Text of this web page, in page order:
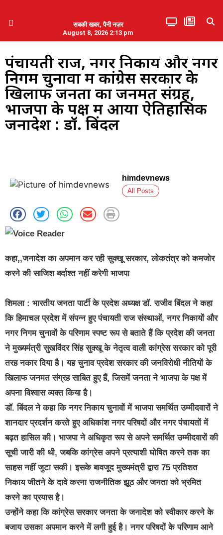
सबकी खबर, पैनी नज़र
August 8, 2026 2:13 pm
पंचायती राज, नगर निकाय और नगर
निगम चुनावों में कांग्रेस सरकार के
खिलाफ जनता का जनमत संग्रह,
भाजपा के पक्ष में आया ऐतिहासिक
जनादेश : डॉ. बिंदल
himdevnews
All Posts
कहा,,जनादेश का अपमान कर रही सुक्खू सरकार, लोकतंत्र को कमजोर
करने की साजिश बर्दाश्त नहीं करेगी भाजपा
शिमला : भारतीय जनता पार्टी के प्रदेश अध्यक्ष डॉ. राजीव बिंदल ने कहा
कि हिमाचल प्रदेश में संपन्न हुए पंचायती राज संस्थाओं, नगर निकायों और
नगर निगम चुनावों के परिणाम स्पष्ट रूप से बताते हैं कि प्रदेश की जनता
ने मुख्यमंत्री सुखविंदर सिंह सुक्खू के नेतृत्व वाली कांग्रेस सरकार को पूरी
तरह नकार दिया है। यह चुनाव प्रदेश सरकार की जनविरोधी नीतियों के
खिलाफ जनमत संग्रह साबित हुए हैं, जिसमें जनता ने भाजपा के पक्ष में
अपना विश्वास व्यक्त किया है।
डॉ. बिंदल ने कहा कि नगर निकाय चुनावों में भाजपा समर्थित उम्मीदवारों ने
शानदार प्रदर्शन करते हुए अधिकांश नगर परिषदों और नगर पंचायतों में
बढ़त हासिल की। भाजपा ने अधिकृत रूप से अपने समर्थित उम्मीदवारों की
सूची जारी की थी, जबकि कांग्रेस अपने प्रत्याशी घोषित करने तक का
साहस नहीं जुटा सकी। इसके बावजूद मुख्यमंत्री द्वारा 75 प्रतिशत
निकाय जीतने के दावे करना राजनीतिक झूठ और जनता को भ्रमित
करने का प्रयास है।
उन्होंने कहा कि कांग्रेस सरकार जनता के जनादेश को स्वीकार करने के
बजाय उसका अपमान करने में लगी हुई है। नगर परिषदों के परिणाम आने